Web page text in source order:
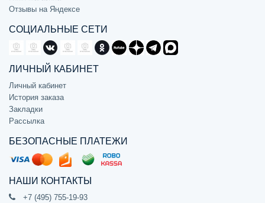
Отзывы на Яндексе
СОЦИАЛЬНЫЕ СЕТИ
ЛИЧНЫЙ КАБИНЕТ
Личный кабинет
История заказа
Закладки
Рассылка
БЕЗОПАСНЫЕ ПЛАТЕЖИ
НАШИ КОНТАКТЫ
+7 (495) 755-19-93